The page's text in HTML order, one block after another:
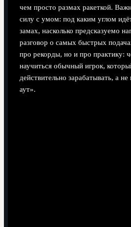
чем просто размах ракеткой.
силу с умом: под каким углом
замах, насколько предсказуемо
разговор о самых быстрых
про рекорды, но и про практику:
научиться обычный игрок,
действительно зарабатывать, а
аут».